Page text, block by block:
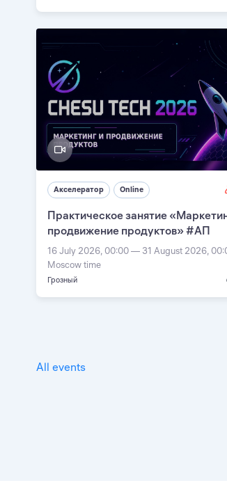
Акселератор Online
Практическое занятие
продвижение продуктов» #АП
16 July 2026, 00:00 — 31 August 2026,
Moscow time
Грозный
All events